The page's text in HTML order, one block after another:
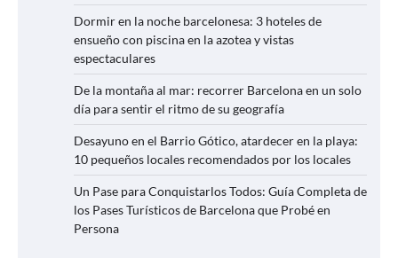
Dormir en la noche barcelonesa: 3 hoteles de
ensueño con piscina en la azotea y vistas
espectaculares
De la montaña al mar: recorrer Barcelona en un solo
día para sentir el ritmo de su geografía
Desayuno en el Barrio Gótico, atardecer en la playa:
10 pequeños locales recomendados por los locales
Un Pase para Conquistarlos Todos: Guía Completa de
los Pases Turísticos de Barcelona que Probé en
Persona